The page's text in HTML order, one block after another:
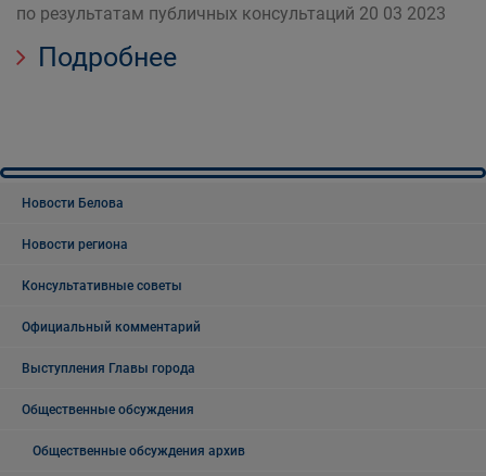
по результатам публичных консультаций 20 03 2023
Подробнее
Новости Белова
Новости региона
Консультативные советы
Официальный комментарий
Выступления Главы города
Общественные обсуждения
Общественные обсуждения архив